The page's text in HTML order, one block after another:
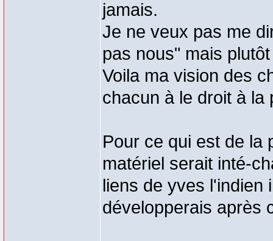
jamais.
Je ne veux pas me
pas nous" mais
Voila ma vision des
chacun à le droit à la
Pour ce qui est de la
matériel serait inté-
liens de yves l'indien
développerais après